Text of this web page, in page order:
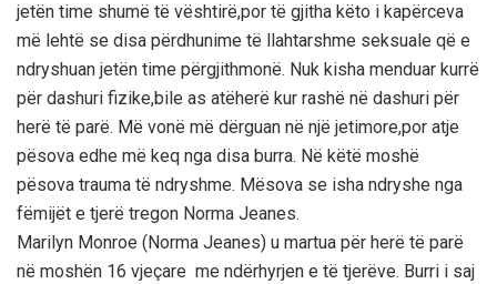
jetёn time shumё tё vёshtirё,por tё gjitha kёto i kapёrceva
mё lehtё se disa pёrdhunime tё llahtarshme seksuale qё e
ndryshuan jetёn time pёrgjithmonё. Nuk kisha menduar kurrё
pёr dashuri fizike,bile as atёherё kur rashё nё dashuri pёr
herё tё parё. Mё vonё mё dёrguan nё njё jetimore,por atje
pёsova edhe mё keq nga disa burra. Nё kёtё moshё
pёsova trauma tё ndryshme. Mёsova se isha ndryshe nga
fёmijёt e tjerё tregon Norma Jeanes.
Marilyn Monroe (Norma Jeanes) u martua pёr herё tё parё
nё moshёn 16 vjeçare me ndёrhyrjen e tё tjerёve. Burri i saj